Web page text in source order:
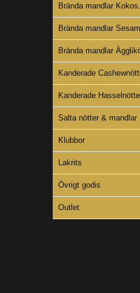
Brända mandlar Kokos.
Brända mandlar Sesam
Brända mandlar
Kanderade
Kanderade
Salta nötter & mandlar
Klubbor
Lakrits
Övrigt godis
Outlet